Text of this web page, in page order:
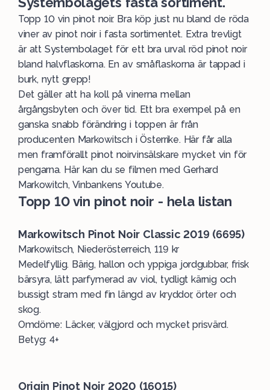
Topp 10 vin pinot noir. Bra köp just nu bland de röda
viner avpinot noiri fasta sortimentet. Extra trevligt
är att Systembolaget för ett bra urval röd pinot noir
bland halvflaskorna. En av småflaskorna är tappad i
burk, nytt grepp!
Det gäller att ha koll på vinerna mellan
årgångsbyten och över tid. Ett bra exempel på en
ganska snabb förändring i toppen är från
producenten Markowitsch i Österrike. Här får alla
men framförallt pinot noirvinsälskare mycket vin för
pengarna. Här kan du se filmen med Gerhard
Markowitch, Vinbankens Youtube.
Topp 10 vin pinot noir - hela listan
Markowitsch Pinot Noir Classic 2019 (6695)
Markowitsch, Niederösterreich, 119 kr
Medelfyllig. Bärig, hallon och yppiga jordgubbar, frisk
bärsyra, lätt parfymerad av viol, tydligt kärnig och
bussigt stram med fin längd av kryddor, örter och
skog.
Omdöme: Läcker, välgjord och mycket prisvärd.
Betyg: 4+
Origin Pinot Noir 2020 (16015)